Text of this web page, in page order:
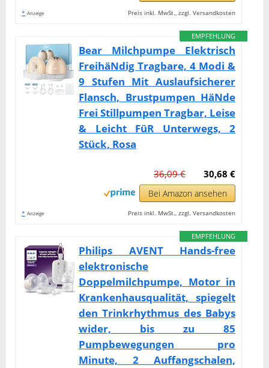
* Anzeige Preis inkl. MwSt., zzgl. Versandkosten
EMPFEHLUNG
Bear Milchpumpe Elektrisch
FreihäNdig Tragbare, 4 Modi &
9 Stufen Mit Auslaufsicherer
Flansch, Brustpumpen HäNde
Frei Stillpumpen Tragbar, Leise
& Leicht FüR Unterwegs, 2
Stück, Rosa
30,68 €
36,09 €
Bei Amazon ansehen
* Anzeige Preis inkl. MwSt., zzgl. Versandkosten
EMPFEHLUNG
Philips AVENT Hands-free
elektronische
Doppelmilchpumpe, Motor in
Krankenhausqualität, spiegelt
den Trinkrhythmus des Babys
wider, bis zu 85
Pumpbewegungen pro
Minute, 2 Auffangschalen,